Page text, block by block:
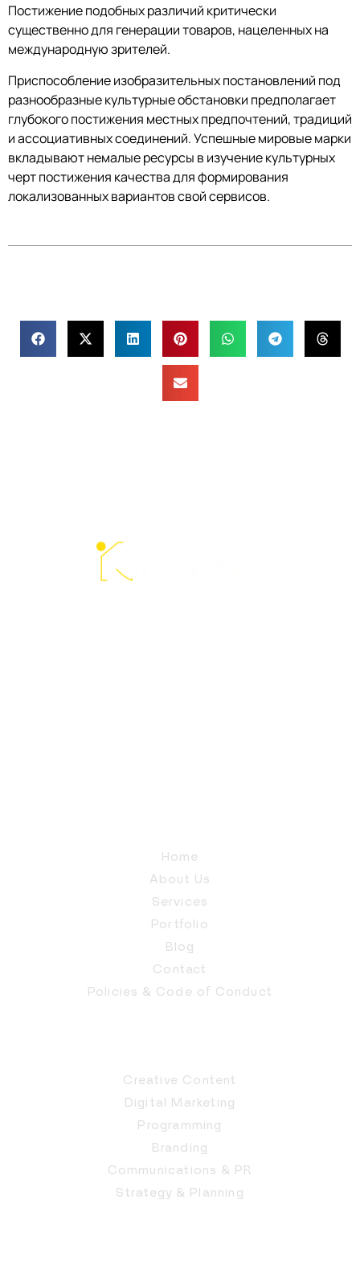
Постижение подобных различий критически
существенно для генерации товаров, нацеленных на
международную зрителей.
Приспособление изобразительных постановлений под
разнообразные культурные обстановки предполагает
глубокого постижения местных предпочтений, традиций
и ассоциативных соединений. Успешные мировые марки
вкладывают немалые ресурсы в изучение культурных
черт постижения качества для формирования
локализованных вариантов свой сервисов.
Home
About Us
Services
Portfolio
Blog
Contact
Policies & Code of Conduct
Creative Content
Digital Marketing
Programming
Branding
Communications & PR
Strategy & Planning